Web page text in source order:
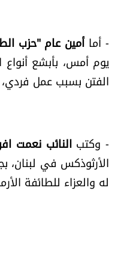
- أماأمين عام "حزب
يوم أمس، بأبشع
الفتن بسبب عمل فردي،
- وكتبالنائب نعمت
الأرثوذكس في لبنان،
له والعزاء للطائفة